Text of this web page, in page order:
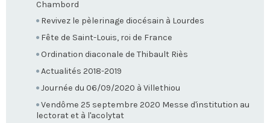
Chambord
Revivez le pèlerinage diocésain à Lourdes
Fête de Saint-Louis, roi de France
Ordination diaconale de Thibault Riès
Actualités 2018-2019
Journée du 06/09/2020 à Villethiou
Vendôme 25 septembre 2020 Messe d'institution au
lectorat et à l'acolytat